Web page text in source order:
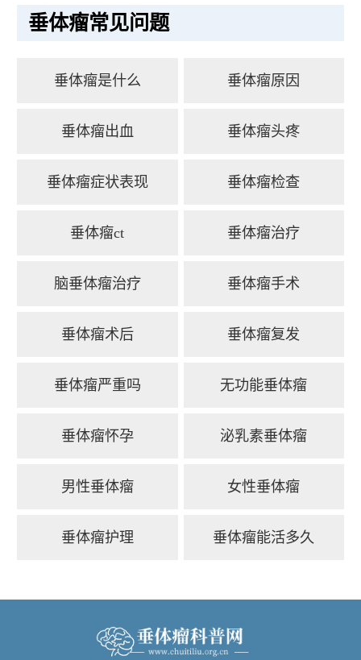
垂体瘤常见问题
垂体瘤是什么 垂体瘤原因
垂体瘤出血 垂体瘤头疼
垂体瘤症状表现 垂体瘤检查
垂体瘤ct 垂体瘤治疗
脑垂体瘤治疗 垂体瘤手术
垂体瘤术后 垂体瘤复发
垂体瘤严重吗 无功能垂体瘤
垂体瘤怀孕 泌乳素垂体瘤
男性垂体瘤 女性垂体瘤
垂体瘤护理 垂体瘤能活多久